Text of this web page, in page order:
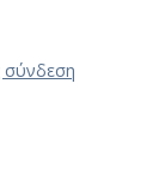
σύνδεση